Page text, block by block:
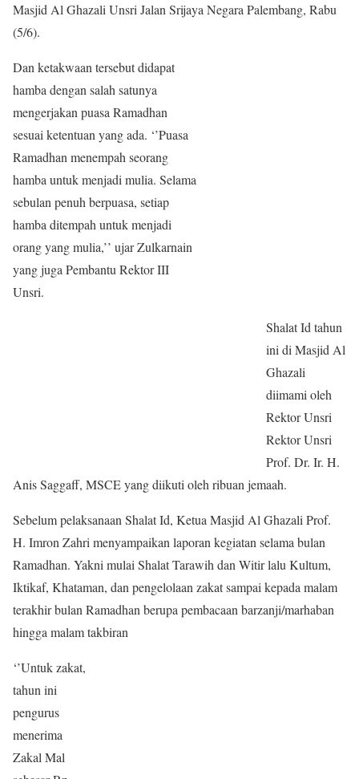
Masjid Al Ghazali Unsri Jalan Srijaya Negara Palembang, Rabu
(5/6).
Dan ketakwaan tersebut didapat
hamba dengan salah satunya
mengerjakan puasa Ramadhan
sesuai ketentuan yang ada. ‘’Puasa
Ramadhan menempah seorang
hamba untuk menjadi mulia. Selama
sebulan penuh berpuasa, setiap
hamba ditempah untuk menjadi
orang yang mulia,’’ ujar Zulkarnain
yang juga Pembantu Rektor III
Unsri.
Shalat Id tahun
ini di Masjid Al
Ghazali
diimami oleh
Rektor Unsri
Rektor Unsri
Prof. Dr. Ir. H.
Anis Saggaff, MSCE yang diikuti oleh ribuan jemaah.
Sebelum pelaksanaan Shalat Id, Ketua Masjid Al Ghazali Prof.
H. Imron Zahri menyampaikan laporan kegiatan selama bulan
Ramadhan. Yakni mulai Shalat Tarawih dan Witir lalu Kultum,
Iktikaf, Khataman, dan pengelolaan zakat sampai kepada malam
terakhir bulan Ramadhan berupa pembacaan barzanji/marhaban
hingga malam takbiran
‘’Untuk zakat,
tahun ini
pengurus
menerima
Zakal Mal